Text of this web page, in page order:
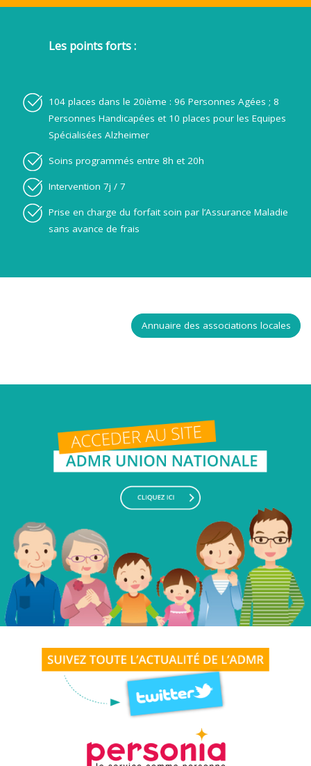
Les points forts :
104 places dans le 20ième : 96 Personnes Agées ; 8
Personnes Handicapées et 10 places pour les Equipes
Spécialisées Alzheimer
Soins programmés entre 8h et 20h
Intervention 7j / 7
Prise en charge du forfait soin par l’Assurance Maladie
sans avance de frais
Annuaire des associations locales